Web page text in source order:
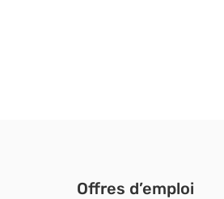
Offres d’emploi